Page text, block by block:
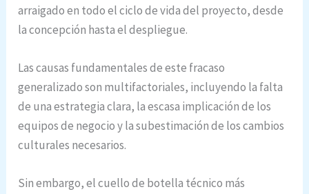
arraigado en todo el ciclo de vida del proyecto, desde
la concepción hasta el despliegue.
Las causas fundamentales de este fracaso
generalizado son multifactoriales, incluyendo la falta
de una estrategia clara, la escasa implicación de los
equipos de negocio y la subestimación de los cambios
culturales necesarios.
Sin embargo, el cuello de botella técnico más